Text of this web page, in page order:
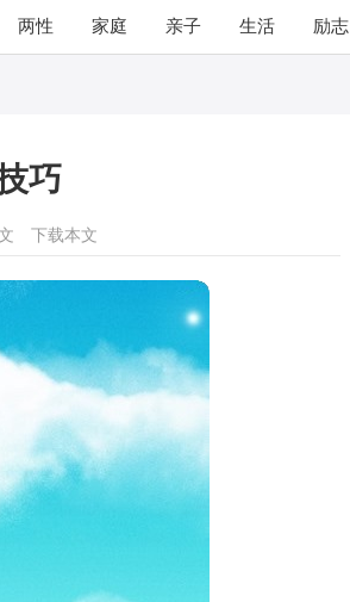
两性 家庭 亲子 生活 励志
巧
下载本文